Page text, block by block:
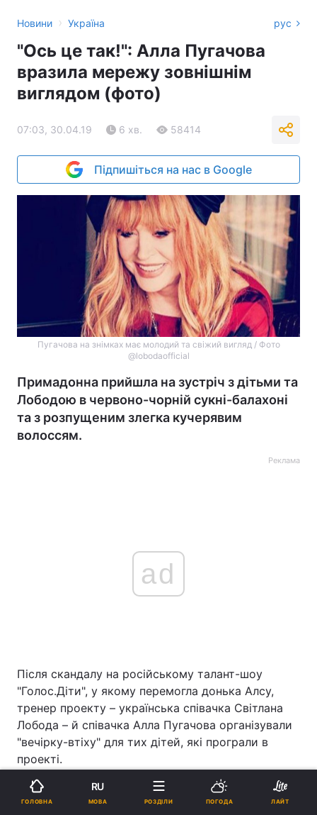
Новини › Україна рус
"Ось це так!": Алла Пугачова
вразила мережу зовнішнім
виглядом (фото)
07:03, 30.04.19 6 хв. 58414
Підпишіться на нас в Google
Пугачова на знімках має молодий та свіжий вигляд / Фото
@lobodaofficial
Примадонна прийшла на зустріч з дітьми та
Лободою в червоно-чорній сукні-балахоні
та з розпущеним злегка кучерявим
волоссям.
Реклама
ad
Після скандалу на російському талант-шоу
"Голос.Діти", у якому перемогла донька Алсу,
тренер проекту – українська співачка Світлана
Лобода – й співачка Алла Пугачова організували
"вечірку-втіху" для тих дітей, які програли в
проекті.
ЧИТАЙТЕ ТАКОЖ
ГОЛОВНА
RU
МОВА РОЗДІЛИ ПОГОДА ЛАЙТ